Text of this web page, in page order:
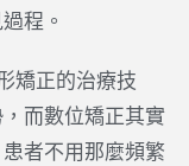
程。
矯正的治療技
而數位矯正其實
者不用那麼頻繁